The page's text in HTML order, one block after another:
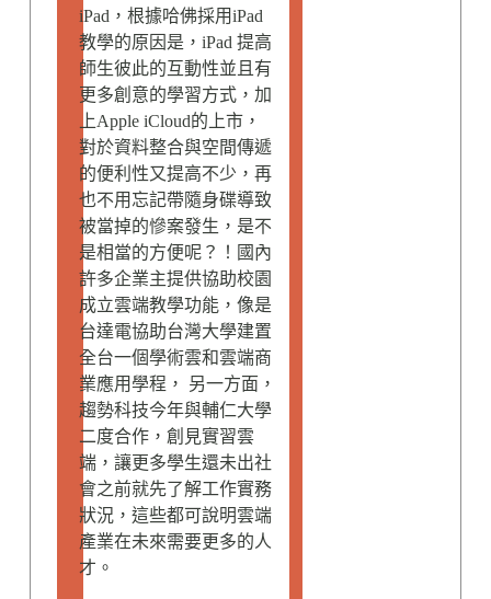
iPad，根據哈佛採用iPad
教學的原因是，iPad 提高
師生彼此的互動性並且有
更多創意的學習方式，加
上Apple iCloud的上市，
對於資料整合與空間傳遞
的便利性又提高不少，再
也不用忘記帶隨身碟導致
被當掉的慘案發生，是不
是相當的方便呢？！國內
許多企業主提供協助校園
成立雲端教學功能，像是
台達電協助台灣大學建置
全台一個學術雲和雲端商
業應用學程， 另一方面，
趨勢科技今年與輔仁大學
二度合作，創見實習雲
端，讓更多學生還未出社
會之前就先了解工作實務
狀況，這些都可說明雲端
產業在未來需要更多的人
才。